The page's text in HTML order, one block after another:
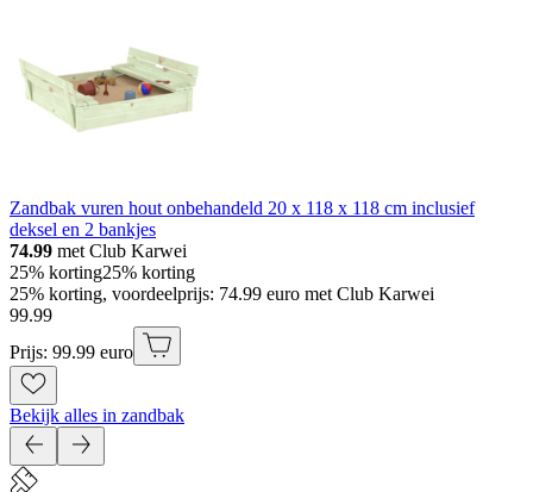
Zandbak vuren hout onbehandeld 20 x 118 x 118 cm inclusief
deksel en 2 bankjes
74.99 met Club Karwei
25% korting25% korting
25% korting, voordeelprijs: 74.99 euro met Club Karwei
99.99
Prijs: 99.99 euro
Bekijk alles in zandbak